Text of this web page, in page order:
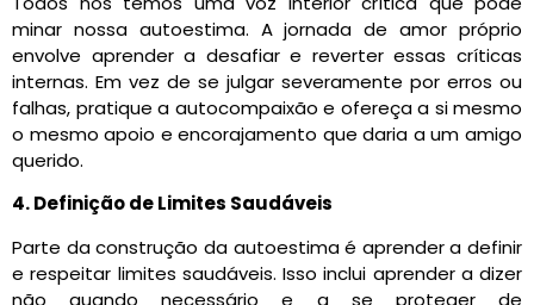
minar nossa autoestima. A jornada de amor próprio
envolve aprender a desafiar e reverter essas críticas
internas. Em vez de se julgar severamente por erros ou
falhas, pratique a autocompaixão e ofereça a si mesmo
o mesmo apoio e encorajamento que daria a um amigo
querido.
4. Definição de Limites Saudáveis
Parte da construção da autoestima é aprender a definir
e respeitar limites saudáveis. Isso inclui aprender a dizer
não quando necessário e a se proteger de